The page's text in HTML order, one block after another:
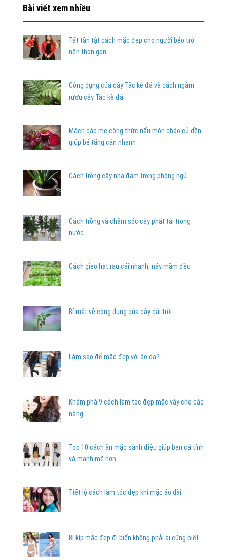
Bài viết xem nhiều
Tất tần tật cách mặc đẹp cho người béo trở
nên thon gọn
Công dụng của cây Tắc kè đá và cách ngâm
rượu cây Tắc kè đá
Mách các mẹ công thức nấu món cháo củ dền
giúp bé tăng cân nhanh
Cách trồng cây nha đam trong phòng ngủ
Cách trồng và chăm sóc cây phát tài trong
nước
Cách gieo hạt rau cải nhanh, nảy mầm đều
Bí mật về công dụng của cây cải trời
Làm sao để mặc đẹp với áo da?
Khám phá 9 cách làm tóc đẹp mặc váy cho các
nàng
Top 10 cách ăn mặc sành điệu giúp bạn cá tính
và mạnh mẽ hơn
Tiết lộ cách làm tóc đẹp khi mặc áo dài
Bí kíp mặc đẹp đi biển không phải ai cũng biết